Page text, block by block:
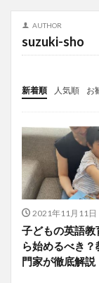
AUTHOR
suzuki-sho
新着順 人気順
お
2021年11月11日
子どもの英語教
ら始めるべき
門家が徹底解説